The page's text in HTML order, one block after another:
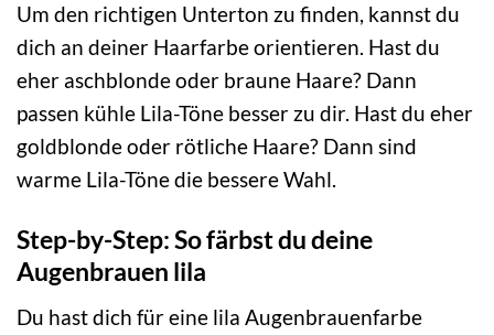
Um den richtigen Unterton zu finden, kannst du
dich an deiner Haarfarbe orientieren. Hast du
eher aschblonde oder braune Haare? Dann
passen kühle Lila-Töne besser zu dir. Hast du eher
goldblonde oder rötliche Haare? Dann sind
warme Lila-Töne die bessere Wahl.
Step-by-Step: So färbst du deine
Augenbrauen lila
Du hast dich für eine lila Augenbrauenfarbe